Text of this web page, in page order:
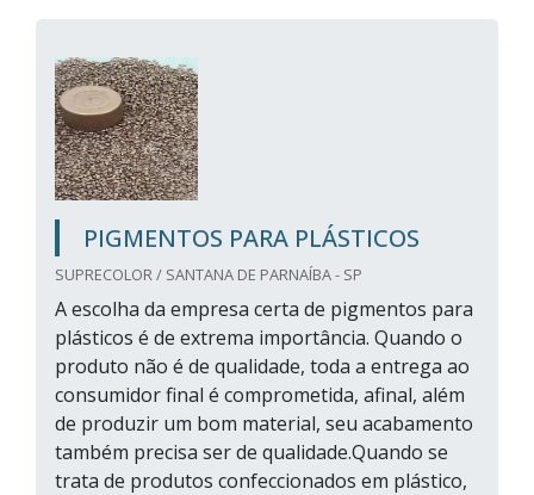
PIGMENTOS PARA PLÁSTICOS
SUPRECOLOR / SANTANA DE PARNAÍBA - SP
A escolha da empresa certa de pigmentos para
plásticos é de extrema importância. Quando o
produto não é de qualidade, toda a entrega ao
consumidor final é comprometida, afinal, além
de produzir um bom material, seu acabamento
também precisa ser de qualidade.Quando se
trata de produtos confeccionados em plástico,